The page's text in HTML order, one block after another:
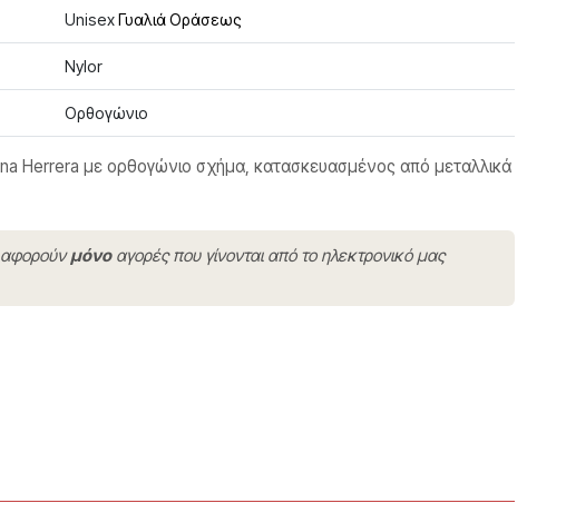
UnisexΓυαλιά Οράσεως
Nylor
Ορθογώνιο
Herrera με ορθογώνιο σχήμα, κατασκευασμένος από μεταλλικά
μόνοαγορές που γίνονται από το ηλεκτρονικό μας